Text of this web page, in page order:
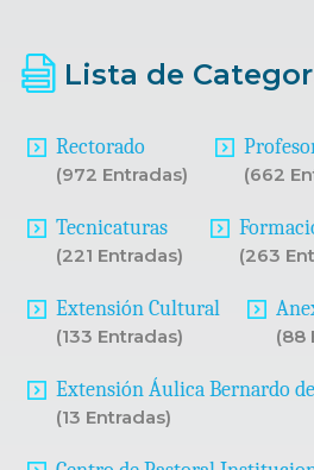
Lista de
Rectorado
(972 Entradas) (662
Tecnicaturas
(221 Entradas) (263
Extensión Cultural
(133 Entradas) (88
Extensión Áulica Bernardo
(13 Entradas)